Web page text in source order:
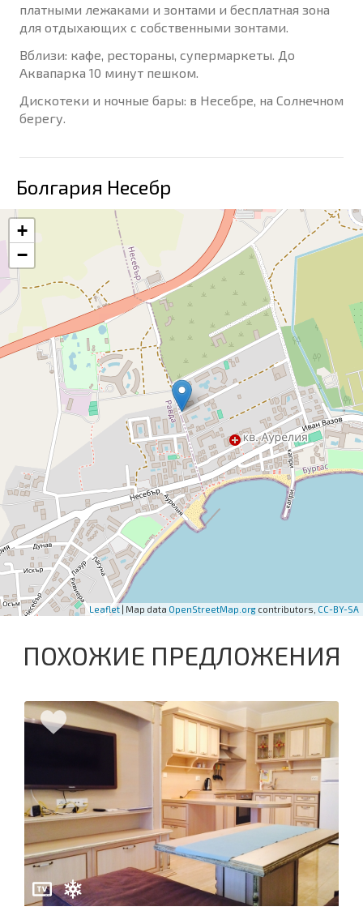
платными лежаками и зонтами и бесплатная зона
для отдыхающих с собственными зонтами.
Вблизи: кафе, рестораны, супермаркеты. До
Аквапарка 10 минут пешком.
Дискотеки и ночные бары: в Несебре, на Солнечном
берегу.
Болгария Несебр
+
−
Leaflet | Map data OpenStreetMap.org contributors, CC-BY-SA
ПОХОЖИЕ ПРЕДЛОЖЕНИЯ